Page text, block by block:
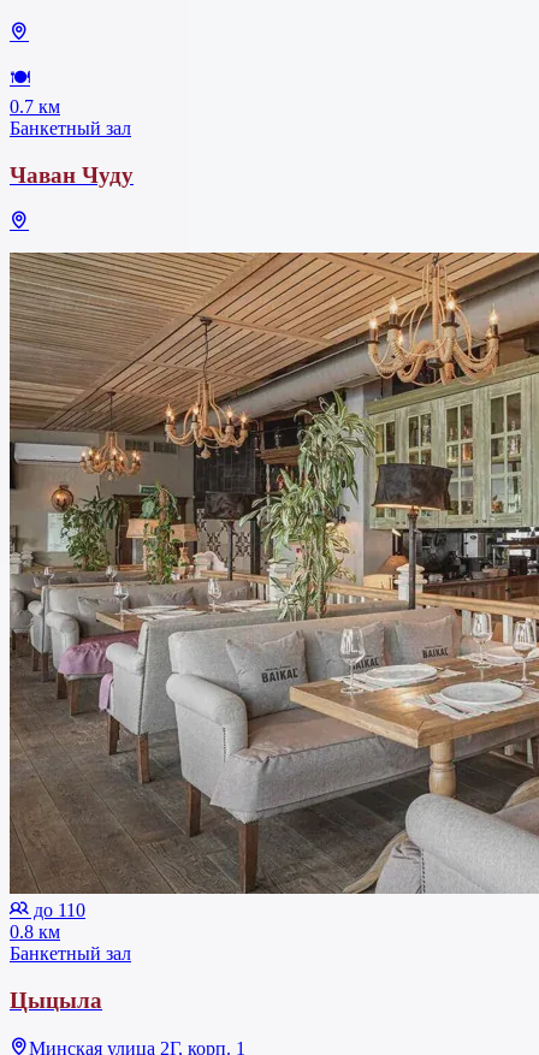
🍽
0.7 км
Банкетный зал
Чаван Чуду
до 110
0.8 км
Банкетный зал
Цыцыла
Минская улица 2Г, корп. 1